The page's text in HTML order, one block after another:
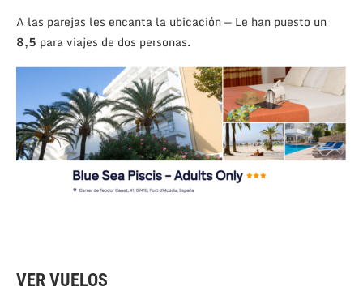
A las parejas les encanta la ubicación — Le han puesto un
8,5 para viajes de dos personas.
VER VUELOS